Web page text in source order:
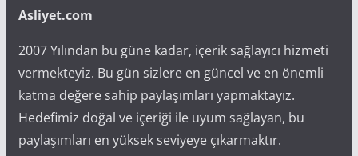
Asliyet.com
2007 Yılından bu güne kadar, içerik sağlayıcı hizmeti
vermekteyiz. Bu gün sizlere en güncel ve en önemli
katma değere sahip paylaşımları yapmaktayız.
Hedefimiz doğal ve içeriği ile uyum sağlayan, bu
paylaşımları en yüksek seviyeye çıkarmaktır.